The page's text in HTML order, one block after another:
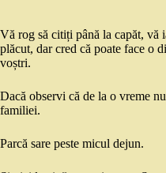
Vă rog să citiți până la capăt, vă
plăcut, dar cred că poate face o
voștri.
Dacă observi că de la o vreme
familiei.
Parcă sare peste micul dejun.